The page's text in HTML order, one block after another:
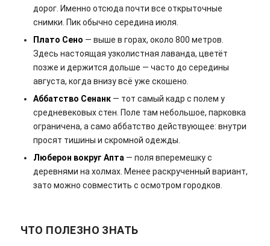
дорог. Именно отсюда почти все открыточные
снимки. Пик обычно середина июля.
Плато Сено — выше в горах, около 800 метров.
Здесь настоящая узколистная лаванда, цветёт
позже и держится дольше — часто до середины
августа, когда внизу всё уже скошено.
Аббатство Сенанк— тот самый кадр с полем у
средневековых стен. Поле там небольшое, парковка
ограничена, а само аббатство действующее: внутри
просят тишины и скромной одежды.
Люберон вокруг Апта — поля вперемешку с
деревнями на холмах. Менее раскрученный вариант,
зато можно совместить с осмотром городков.
ЧТО ПОЛЕЗНО ЗНАТЬ